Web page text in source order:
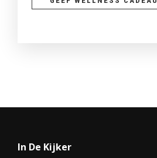
In De Kijker